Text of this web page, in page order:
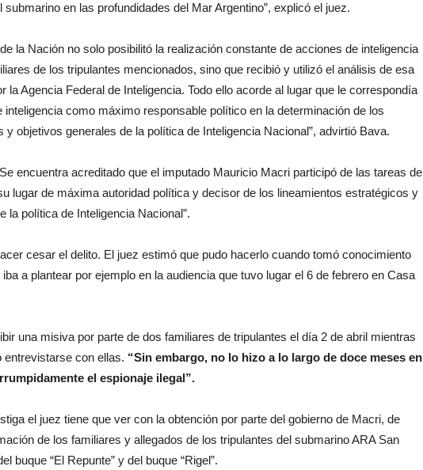
en las profundidades del Mar Argentino”, explicó el juez.
la Nación no solo posibilitó la realización constante de acciones de inteligencia
de los tripulantes mencionados, sino que recibió y utilizó el análisis de esa
la Agencia Federal de Inteligencia. Todo ello acorde al lugar que le correspondía
inteligencia como máximo responsable político en la determinación de los
y objetivos generales de la política de Inteligencia Nacional”, advirtió Bava.
encuentra acreditado que el imputado Mauricio Macri participó de las tareas de
lugar de máxima autoridad política y decisor de los lineamientos estratégicos y
la política de Inteligencia Nacional”.
cesar el delito. El juez estimó que pudo hacerlo cuando tomó conocimiento
a plantear por ejemplo en la audiencia que tuvo lugar el 6 de febrero en Casa
una misiva por parte de dos familiares de tripulantes el día 2 de abril mientras
entrevistarse con ellas. “Sin embargo, no lo hizo a lo largo de doce meses en
el espionaje ilegal”.
el juez tiene que ver con la obtención por parte del gobierno de Macri, de
de los familiares y allegados de los tripulantes del submarino ARA San
buque “El Repunte” y del buque “Rigel”.